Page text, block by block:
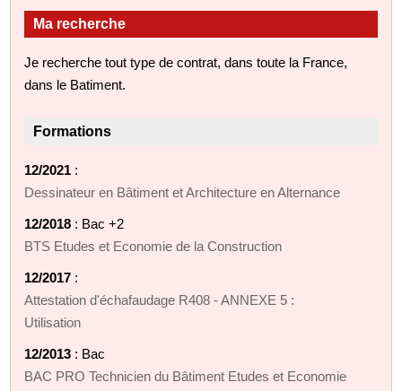
Ma recherche
Je recherche tout type de contrat, dans toute la France,
dans le Batiment.
Formations
12/2021 :
Dessinateur en Bâtiment et Architecture en Alternance
12/2018 : Bac +2
BTS Etudes et Economie de la Construction
12/2017 :
Attestation d'échafaudage R408 - ANNEXE 5 :
Utilisation
12/2013 : Bac
BAC PRO Technicien du Bâtiment Etudes et Economie